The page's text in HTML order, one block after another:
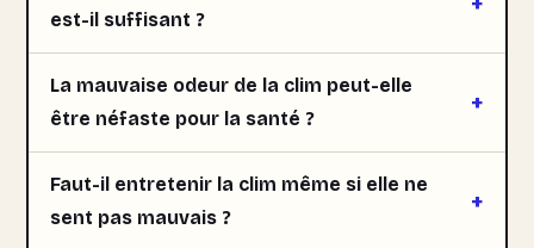
est-il suffisant ?
La mauvaise odeur de la clim peut-elle
être néfaste pour la santé ?
Faut-il entretenir la clim même si elle ne
sent pas mauvais ?